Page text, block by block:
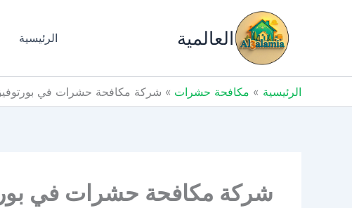
العالمية الرئيسية
الرئيسية مكافحة حشرات شركة مكافحة حشرات في بورتوفيق 01009019245 خصم 61% من العالمية
شركة مكافحة حشرات في بورتوفيق 01009019245 خصم 61% من